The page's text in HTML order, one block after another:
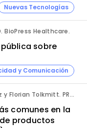
Nuevas Tecnologías
BioPress Healthcare.
sobre
y Comunicación
Raquel Marcos, Fernando Muñoz y Florian Tolkmitt. PRO-LIANCE GLOBAL SOLUTIONS GmbH.
comunes en la
productos